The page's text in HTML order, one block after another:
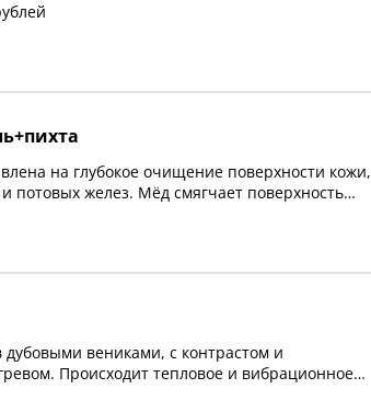
на глубокое очищение поверхности кожи,
потовых желез. Мёд смягчает поверхность
дубовыми вениками, с контрастом и
Происходит тепловое и вибрационное